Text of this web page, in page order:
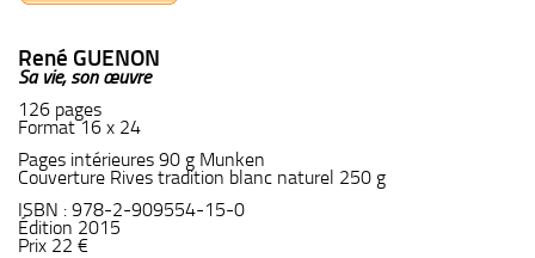
René GUENON
Sa vie, son œuvre
126 pages
Format 16 x 24
Pages intérieures 90 g Munken
Couverture Rives tradition blanc naturel 250 g
ISBN : 978-2-909554-15-0
Édition 2015
Prix 22 €